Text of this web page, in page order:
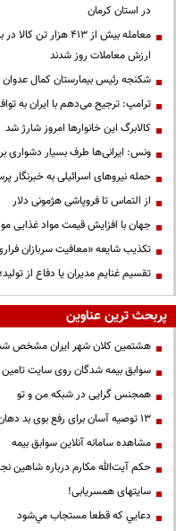
در استان کرمان
معامله بیش از ۴۱۳
ارزش معاملات روز شدند
شکنجه رئیس بیمارستان کمال
ترامپ: ترجیح می‌دهم با ایران به
کالابرگ این خانوارها امروز شارژ شد
ونس: ایرانی‌ها طرف بسیار دشواری
حمله نیروهای اسرائیلی به خبرنگار
از التماس تا فروپاشی هژمونی دلار
جهان با افزایش قیمت مواد غذایی
تکذیب شایعه «معافیت سربازان
تقسیم غنایم مدیران یا دفاع از
پربحث ترین عناوین
هشتمین کلان شهر ایران مشخص
سوابق بیمه شدگان روی سایت تامین
همجنس گرایی در شبکه من و تو
13 توصیه آسان برای رفع بوی بد دهان
مشاهده سامانه آنلاين سوابق بیمه
حكم آيت‌الله مكارم درباره شاهين
سایتهای همسریابی!
دعايي كه قطعا مستجاب مي‌شود